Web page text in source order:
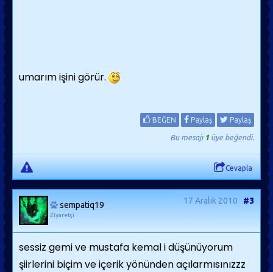
umarım işini görür.
BEĞEN Paylaş Paylaş
Bu mesajı 1üye beğendi.
Cevapla
sempatiq19
Ziyaretçi
17 Aralık 2010 #3
sessiz gemi ve mustafa kemal i düşünüyorum
şiirlerini biçim ve içerik yönünden açılarmısınızzz